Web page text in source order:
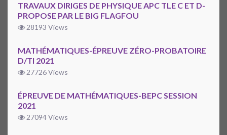
TRAVAUX DIRIGES DE PHYSIQUE APC TLE C ET D-
PROPOSE PAR LE BIG FLAGFOU
28193 Views
MATHÉMATIQUES-ÉPREUVE ZÉRO-PROBATOIRE
D/TI 2021
27726 Views
ÉPREUVE DE MATHÉMATIQUES-BEPC SESSION
2021
27094 Views